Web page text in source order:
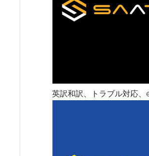
英訳和訳、トラブル対応、